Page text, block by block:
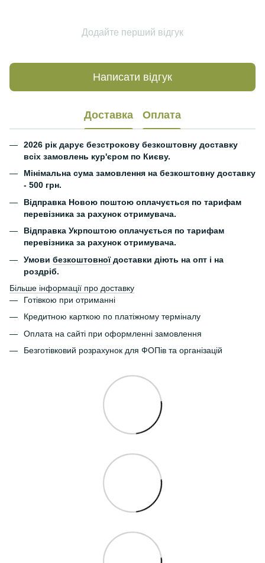
Додайте перший відгук
Написати відгук
Доставка Оплата
2026 рік дарує безстрокову безкоштовну доставку
всіх замовлень кур'єром по Києву.
Мінімальна сума замовлення на безкоштовну доставку
- 500 грн.
Відправка Новою поштою оплачується по тарифам
перевізника за рахунок отримувача.
Відправка Укрпоштою оплачується по тарифам
перевізника за рахунок отримувача.
Умови безкоштовноїдоставки діють на опт і на
роздріб.
Більше інформації про доставку
Готівкою при отриманні
Кредитною карткою по платіжному терміналу
Оплата на сайті при оформленні замовлення
Безготівковий розрахунок для ФОПів та організацій